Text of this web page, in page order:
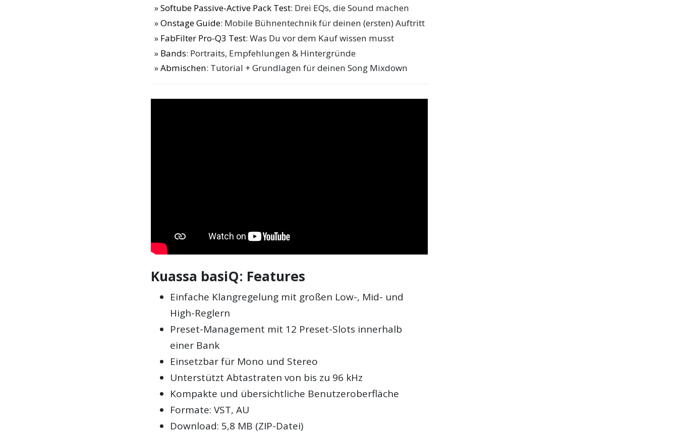
Softube Passive-Active Pack Test: Drei EQs, die Sound machen
Onstage Guide: Mobile Bühnentechnik für deinen (ersten) Auftritt
FabFilter Pro-Q3 Test: Was Du vor dem Kauf wissen musst
Bands: Portraits, Empfehlungen & Hintergründe
Abmischen: Tutorial + Grundlagen für deinen Song Mixdown
Kuassa basiQ: Features
Einfache Klangregelung mit großen Low-, Mid- und
High-Reglern
Preset-Management mit 12 Preset-Slots innerhalb
einer Bank
Einsetzbar für Mono und Stereo
Unterstützt Abtastraten von bis zu 96 kHz
Kompakte und übersichtliche Benutzeroberfläche
Formate: VST, AU
Download: 5,8 MB (ZIP-Datei)